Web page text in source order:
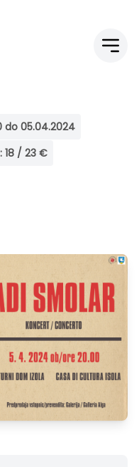
do 05.04.2024
18 / 23 €